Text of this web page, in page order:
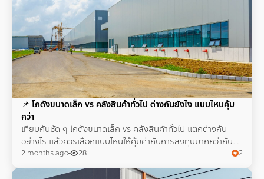
📌 โกดังขนาดเล็ก vs คลังสินค้าทั่วไป ต่างกันยังไง แบบไหนคุ้ม
กว่า
เทียบกันชัด ๆ โกดังขนาดเล็ก vs คลังสินค้าทั่วไป แตกต่างกัน
อย่างไร แล้วควรเลือกแบบไหนให้คุ้มค่ากับการลงทุนมากกว่ากัน
คนทำธุรกิจต้องรู้ไว้เพื่อวางแผนในอนาคต
2 months ago 28 2